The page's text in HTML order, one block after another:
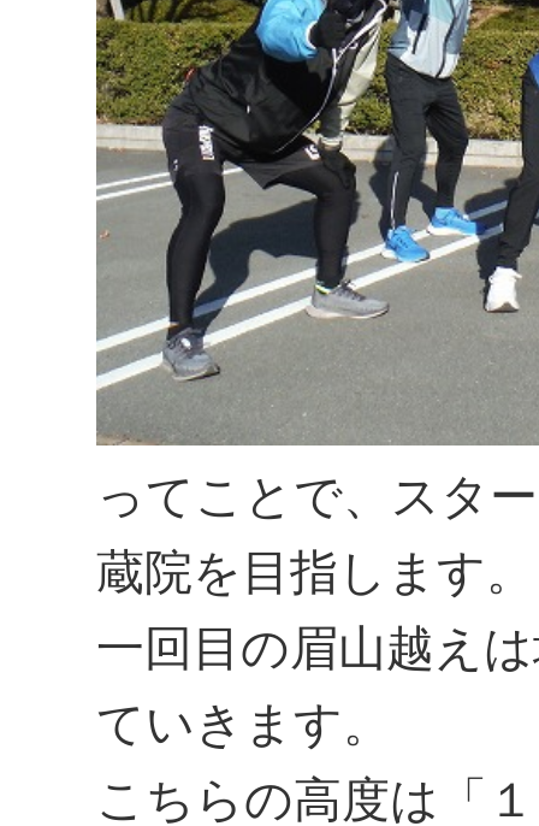
ってことで、スタ
蔵院を目指します。
一回目の眉山越え
ていきます。
こちらの高度は「